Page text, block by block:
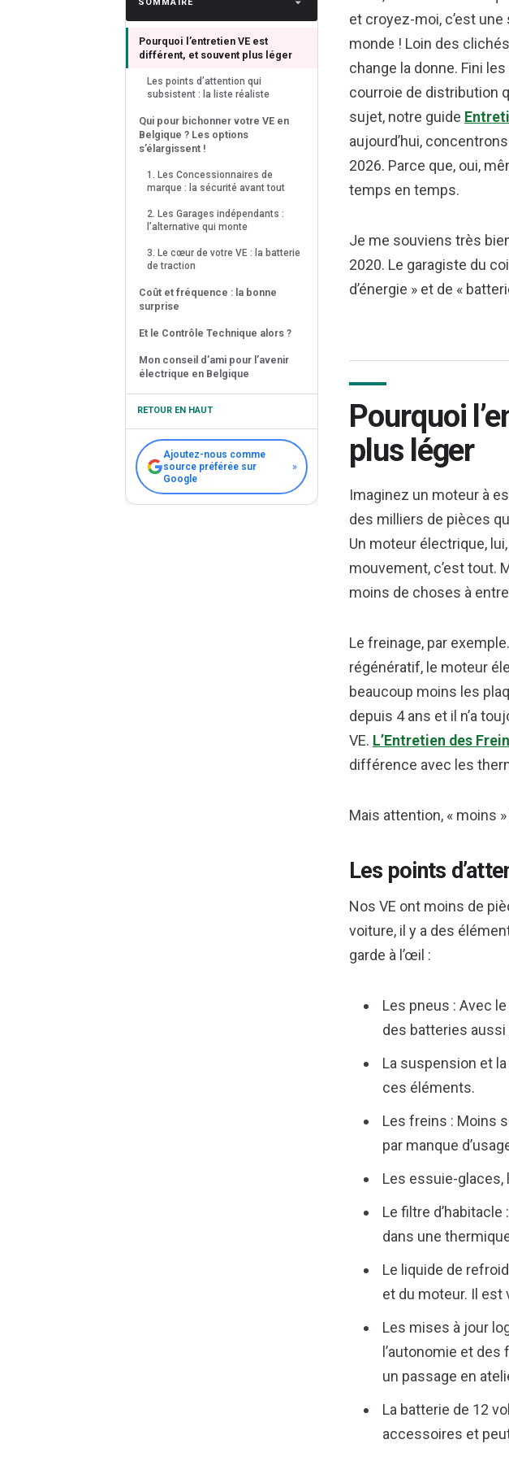
SOMMAIRE
Pourquoi l’entretien VE est
différent, et souvent plus léger
Les points d’attention qui
subsistent : la liste réaliste
Qui pour bichonner votre VE en
Belgique ? Les options
s’élargissent !
1. Les Concessionnaires de
marque : la sécurité avant tout
2. Les Garages indépendants :
l’alternative qui monte
3. Le cœur de votre VE : la batterie
de traction
Coût et fréquence : la bonne
surprise
Et le Contrôle Technique alors ?
Mon conseil d’ami pour l’avenir
électrique en Belgique
RETOUR EN HAUT
Ajoutez-nous comme
source préférée sur
Google
»
et croyez-moi, c’est
monde ! Loin des
change la donne. Fini
courroie de distribution
sujet, notre guide
aujourd’hui,
2026. Parce que, oui,
temps en temps.
Je me souviens très
2020. Le garagiste du
d’énergie » et de «
Pourquoi
plus léger
Imaginez un moteur à
des milliers de pièces
Un moteur électrique,
mouvement, c’est tout.
moins de choses à
Le freinage, par
régénératif, le moteur
beaucoup moins les
depuis 4 ans et il n’a
VE. L’Entretien des
différence avec les
Mais attention, « moins
Les points
Nos VE ont moins de
voiture, il y a des
garde à l’œil :
Les pneus : Avec
des batteries aussi
La suspension et
ces éléments.
Les freins : Moins
par manque
Les essuie-glaces,
Le filtre
dans une
Le liquide de
et du moteur. Il est
Les mises à jour
l’autonomie et
un passage en
La batterie de 12
accessoires et